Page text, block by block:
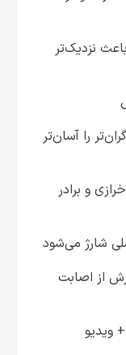
نزدیک‌تر
را آسان‌تر
و برادر
از اصابت
ویدیو